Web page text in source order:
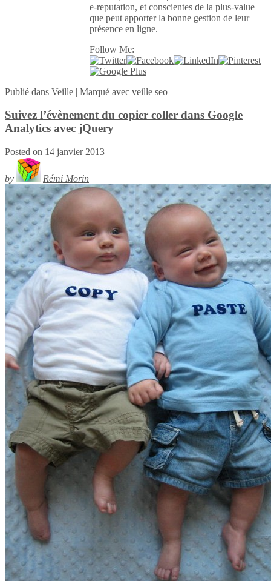
e-reputation, et conscientes de la plus-value
que peut apporter la bonne gestion de leur
présence en ligne.
Follow Me:
Publié dans Veille | Marqué avec veille seo
Suivez l’évènement du copier coller dans Google
Analytics avec jQuery
Posted on 14 janvier 2013
by Rémi Morin